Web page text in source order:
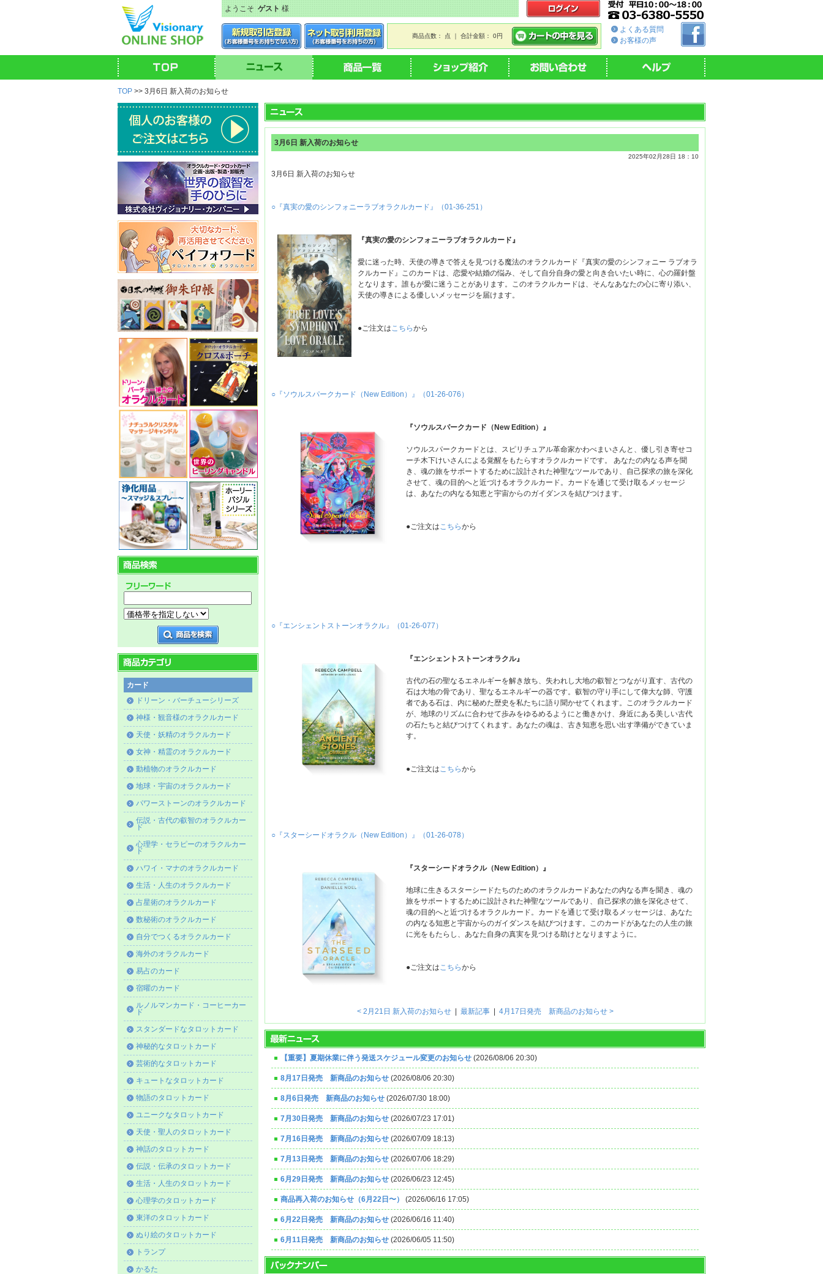
ようこそゲスト様
商品点数： 点 ｜ 合計金額： 0円
よくある質問
お客様の声
TOP >> 3月6日 新入荷のお知らせ
カード
ドリーン・バーチューシリーズ
神様・観音様のオラクルカード
天使・妖精のオラクルカード
女神・精霊のオラクルカード
動植物のオラクルカード
地球・宇宙のオラクルカード
パワーストーンのオラクルカード
伝説・古代の叡智のオラクルカー
ド
心理学・セラピーのオラクルカー
ド
ハワイ・マナのオラクルカード
生活・人生のオラクルカード
占星術のオラクルカード
数秘術のオラクルカード
自分でつくるオラクルカード
海外のオラクルカード
易占のカード
宿曜のカード
ルノルマンカード・コーヒーカー
ド
スタンダードなタロットカード
神秘的なタロットカード
芸術的なタロットカード
キュートなタロットカード
物語のタロットカード
ユニークなタロットカード
天使・聖人のタロットカード
神話のタロットカード
伝説・伝承のタロットカード
生活・人生のタロットカード
心理学のタロットカード
東洋のタロットカード
ぬり絵のタロットカード
トランプ
かるた
3月6日 新入荷のお知らせ
2025年02月28日 18：10
3月6日 新入荷のお知らせ
○『真実の愛のシンフォニーラブオラクルカード』（01-36-251）
『真実の愛のシンフォニーラブオラクルカード』
愛に迷った時、天使の導きで答えを見つける魔法のオラクルカード『真実の愛のシンフォニー ラブオラ
クルカード』このカードは、恋愛や結婚の悩み、そして自分自身の愛と向き合いたい時に、心の羅針盤
となります。誰もが愛に迷うことがあります。このオラクルカードは、そんなあなたの心に寄り添い、
天使の導きによる優しいメッセージを届けます。
●ご注文はこちらから
○『ソウルスパークカード（New Edition）』（01-26-076）
『ソウルスパークカード（New Edition）』
ソウルスパークカードとは、スピリチュアル革命家かわべまいさんと、優し引き寄せコ
ーチ木下けいさんによる覚醒をもたらすオラクルカードです。 あなたの内なる声を聞
き、魂の旅をサポートするために設計された神聖なツールであり、自己探求の旅を深化
させて、魂の目的へと近づけるオラクルカード。カードを通じて受け取るメッセージ
は、あなたの内なる知恵と宇宙からのガイダンスを結びつけます。
●ご注文はこちらから
○『エンシェントストーンオラクル』（01-26-077）
『エンシェントストーンオラクル』
古代の石の聖なるエネルギーを解き放ち、失われし大地の叡智とつながり直す、古代の
石は大地の骨であり、聖なるエネルギーの器です。叡智の守り手にして偉大な師、守護
者である石は、内に秘めた歴史を私たちに語り聞かせてくれます。このオラクルカード
が、地球のリズムに合わせて歩みをゆるめるようにと働きかけ、身近にある美しい古代
の石たちと結びつけてくれます。あなたの魂は、古き知恵を思い出す準備ができていま
す。
●ご注文はこちらから
○『スターシードオラクル（New Edition）』（01-26-078）
『スターシードオラクル（New Edition）』
地球に生きるスターシードたちのためのオラクルカードあなたの内なる声を聞き、魂の
旅をサポートするために設計された神聖なツールであり、自己探求の旅を深化させて、
魂の目的へと近づけるオラクルカード。カードを通じて受け取るメッセージは、あなた
の内なる知恵と宇宙からのガイダンスを結びつけます。このカードがあなたの人生の旅
に光をもたらし、あなた自身の真実を見つける助けとなりますように。
●ご注文はこちらから
< 2月21日 新入荷のお知らせ| 最新記事| 4月17日発売 新商品のお知らせ >
【重要】夏期休業に伴う発送スケジュール変更のお知らせ (2026/08/06 20:30)
8月17日発売 新商品のお知らせ (2026/08/06 20:30)
8月6日発売 新商品のお知らせ (2026/07/30 18:00)
7月30日発売 新商品のお知らせ (2026/07/23 17:01)
7月16日発売 新商品のお知らせ (2026/07/09 18:13)
7月13日発売 新商品のお知らせ (2026/07/06 18:29)
6月29日発売 新商品のお知らせ (2026/06/23 12:45)
商品再入荷のお知らせ（6月22日〜） (2026/06/16 17:05)
6月22日発売 新商品のお知らせ (2026/06/16 11:40)
6月11日発売 新商品のお知らせ (2026/06/05 11:50)